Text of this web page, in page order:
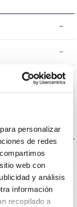
personalizar
de redes
web con
y análisis
información
recopilado a
–
–
–
–
FE